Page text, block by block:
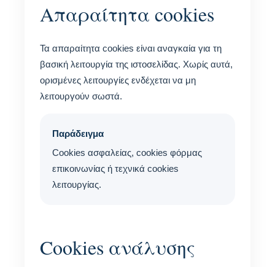
Απαραίτητα cookies
Τα απαραίτητα cookies είναι αναγκαία για τη
βασική λειτουργία της ιστοσελίδας. Χωρίς αυτά,
ορισμένες λειτουργίες ενδέχεται να μη
λειτουργούν σωστά.
Παράδειγμα
Cookies ασφαλείας, cookies φόρμας
επικοινωνίας ή τεχνικά cookies
λειτουργίας.
Cookies ανάλυσης